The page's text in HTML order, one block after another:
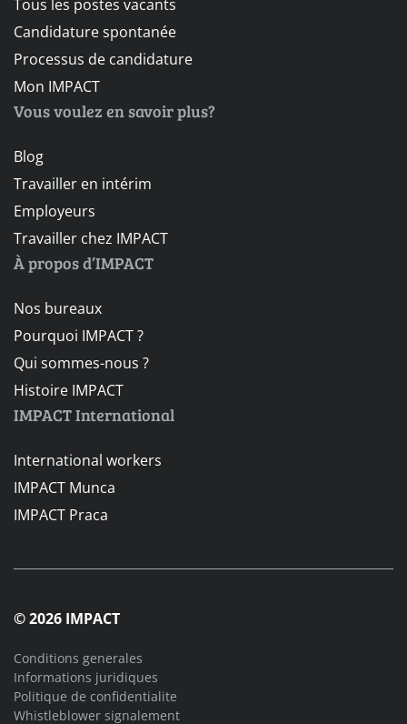
Candidature spontanée
Processus de candidature
Mon IMPACT
Vous voulez en savoir plus?
Blog
Travailler en intérim
Employeurs
Travailler chez IMPACT
À propos d’IMPACT
Nos bureaux
Pourquoi IMPACT ?
Qui sommes-nous ?
Histoire IMPACT
IMPACT International
International workers
IMPACT Munca
IMPACT Praca
© 2026 IMPACT
Conditions generales
Informations juridiques
Politique de confidentialite
Whistleblower signalement